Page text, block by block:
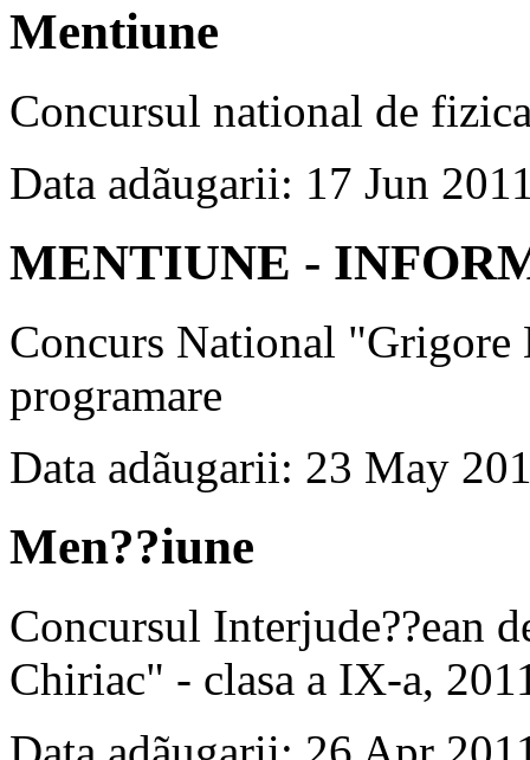
Mentiune
Concursul national de
Data adãugarii: 17 Jun
MENTIUNE -
Concurs National
programare
Data adãugarii: 23 May
Men??iune
Concursul Interjude??ean
Chiriac" - clasa a IX-a,